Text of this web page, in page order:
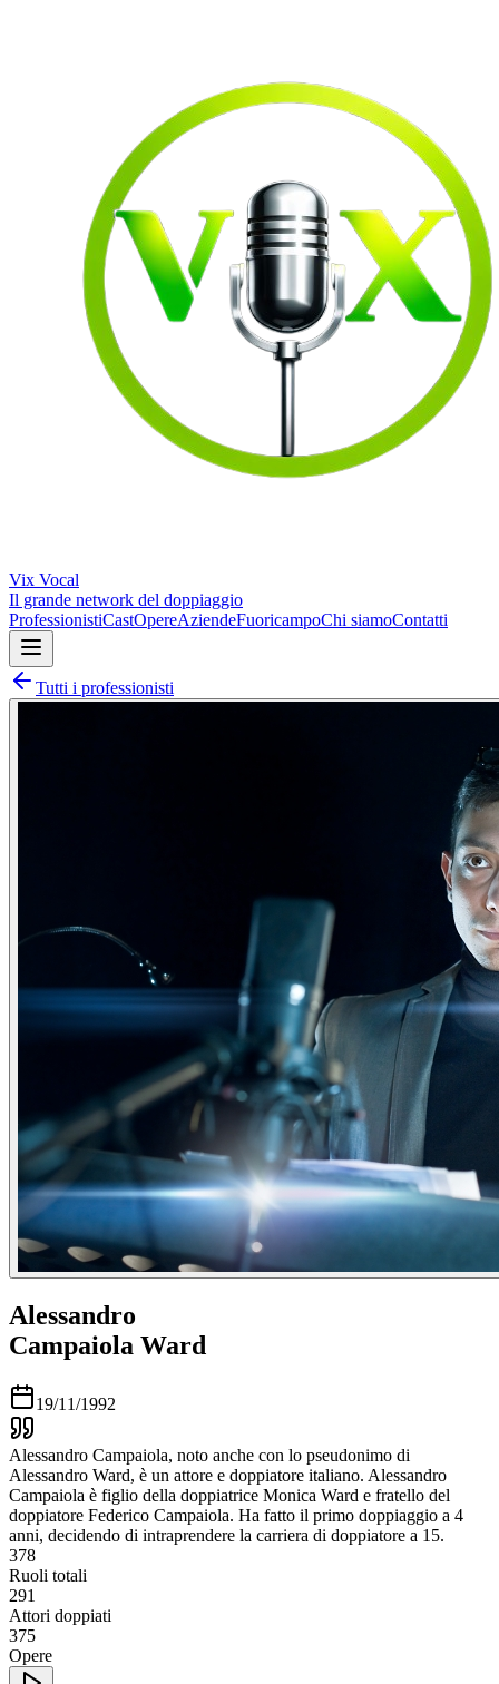
Vix Vocal
Il grande network del doppiaggio
ProfessionistiCastOpereAziendeFuoricampoChi siamoContatti
Tutti i professionisti
Alessandro
Campaiola Ward
19/11/1992
Alessandro Campaiola, noto anche con lo pseudonimo di
Alessandro Ward, è un attore e doppiatore italiano. Alessandro
Campaiola è figlio della doppiatrice Monica Ward e fratello del
doppiatore Federico Campaiola. Ha fatto il primo doppiaggio a 4
anni, decidendo di intraprendere la carriera di doppiatore a 15.
378
Ruoli totali
291
Attori doppiati
375
Opere